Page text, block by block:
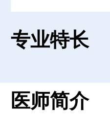
专业特长
医师简介